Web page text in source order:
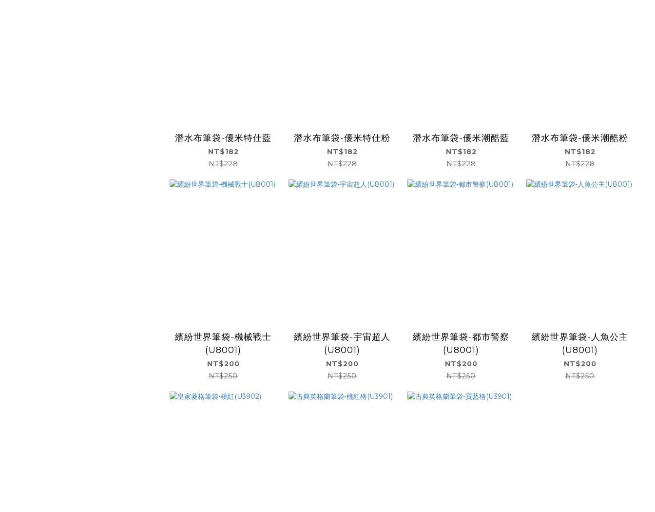
潛水布筆袋-優米特仕藍
NT$182
NT$228
潛水布筆袋-優米特仕粉
NT$182
NT$228
潛水布筆袋-優米潮酷藍
NT$182
NT$228
潛水布筆袋-優米潮酷粉
NT$182
NT$228
繽紛世界筆袋-機械戰士
(U8001)
NT$200
NT$250
繽紛世界筆袋-宇宙超人
(U8001)
NT$200
NT$250
繽紛世界筆袋-都市警察
(U8001)
NT$200
NT$250
繽紛世界筆袋-人魚公主
(U8001)
NT$200
NT$250